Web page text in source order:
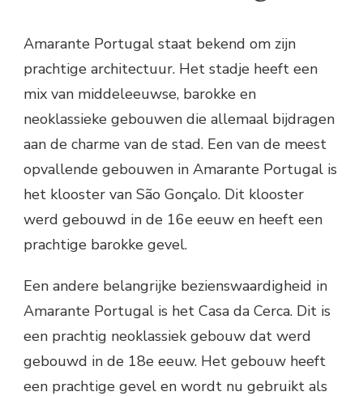
Amarante Portugal staat bekend om zijn
prachtige architectuur. Het stadje heeft een
mix van middeleeuwse, barokke en
neoklassieke gebouwen die allemaal bijdragen
aan de charme van de stad. Een van de meest
opvallende gebouwen in Amarante Portugal is
het klooster van São Gonçalo. Dit klooster
werd gebouwd in de 16e eeuw en heeft een
prachtige barokke gevel.
Een andere belangrijke bezienswaardigheid in
Amarante Portugal is het Casa da Cerca. Dit is
een prachtig neoklassiek gebouw dat werd
gebouwd in de 18e eeuw. Het gebouw heeft
een prachtige gevel en wordt nu gebruikt als